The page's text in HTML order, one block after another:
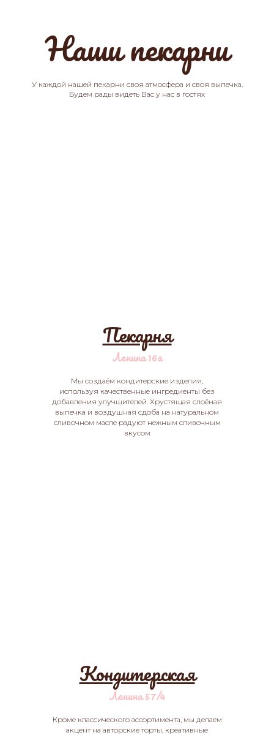
Наши пекарни
У каждой нашей пекарни своя атмосфера и своя выпечка.
Будем рады видеть Вас у нас в гостях
Пекарня
Ленина 16а
Мы создаём кондитерские изделия,
используя качественные ингредиенты без
добавления улучшителей. Хрустящая слоёная
выпечка и воздушная сдоба на натуральном
сливочном масле радуют нежным сливочным
вкусом
Кондитерская
Ленина 57/4
Кроме классического ассортимента, мы делаем
акцент на авторские торты, креативные